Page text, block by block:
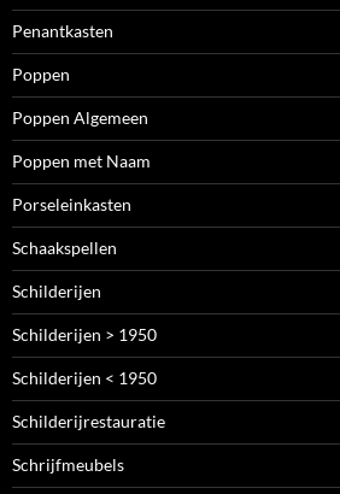
Penantkasten
Poppen
Poppen Algemeen
Poppen met Naam
Porseleinkasten
Schaakspellen
Schilderijen
Schilderijen > 1950
Schilderijen < 1950
Schilderijrestauratie
Schrijfmeubels